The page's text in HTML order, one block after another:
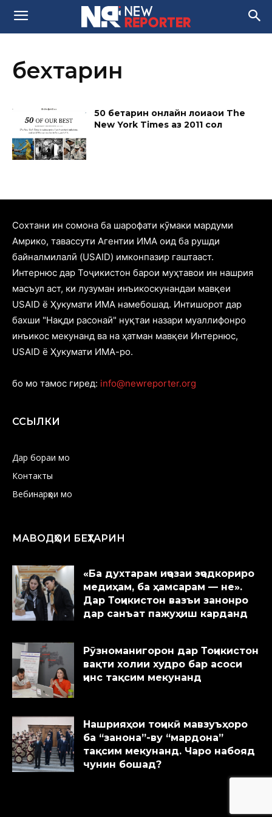
бехтарин
50 беҳтарин онлайн лоиҳаҳои The
New York Times аз 2011 сол
Cохтани ин сомона ба шарофати кӯмаки мардуми
Амрико, тавассути Агентии ИМА оид ба рушди
байналмилалӣ (USAID) имконпазир гаштааст.
Интернюс дар Тоҷикистон барои муҳтавои ин нашрия
масъул аст, ки лузуман инъикоскунандаи мавқеи
USAID ё Ҳукумати ИМА намебошад. Интишорот дар
бахши "Нақди расонаӣ" нуқтаи назари муаллифонро
инъикос мекунанд ва на ҳатман мавқеи Интернюс,
USAID ё Ҳукумати ИМА-ро.
бо мо тамос гиред: info@newreporter.org
ССЫЛКИ
Дар бораи мо
Контакты
Вебинарҳои мо
МАВОДҲОИ БЕҲТАРИН
«Ба духтарам иҷозаи эҷодкориро
медиҳам, ба ҳамсарам — не».
Дар Тоҷикистон вазъи занонро
дар санъат пажуҳиш карданд
Рӯзноманигорон дар Тоҷикистон
вақти холии худро бар асоси
ҷинс тақсим мекунанд
Нашрияҳои тоҷикӣ мавзуъҳоро
ба “занона”-ву “мардона”
тақсим мекунанд. Чаро набояд
чунин бошад?